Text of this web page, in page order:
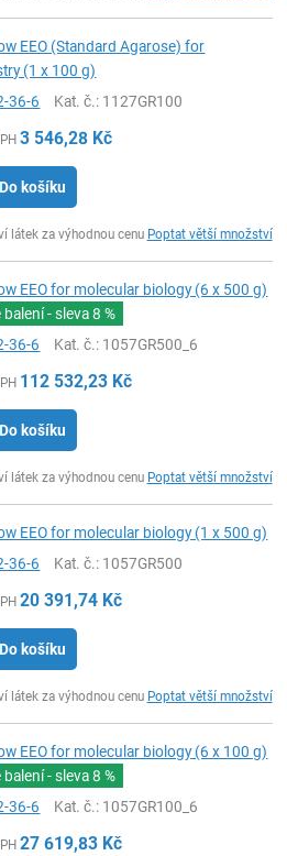
EEO (Standard Agarose) for
(1 x 100 g)
36-6 Kat. č.: 1127GR100
3 546,28 Kč
Do košíku
látek za výhodnou cenu Poptat větší množství
EEO for molecular biology (6 x 500 g)
balení - sleva8 %
36-6 Kat. č.: 1057GR500_6
112 532,23 Kč
Do košíku
látek za výhodnou cenu Poptat větší množství
EEO for molecular biology (1 x 500 g)
36-6 Kat. č.: 1057GR500
20 391,74 Kč
Do košíku
látek za výhodnou cenu Poptat větší množství
EEO for molecular biology (6 x 100 g)
balení - sleva8 %
36-6 Kat. č.: 1057GR100_6
27 619,83 Kč